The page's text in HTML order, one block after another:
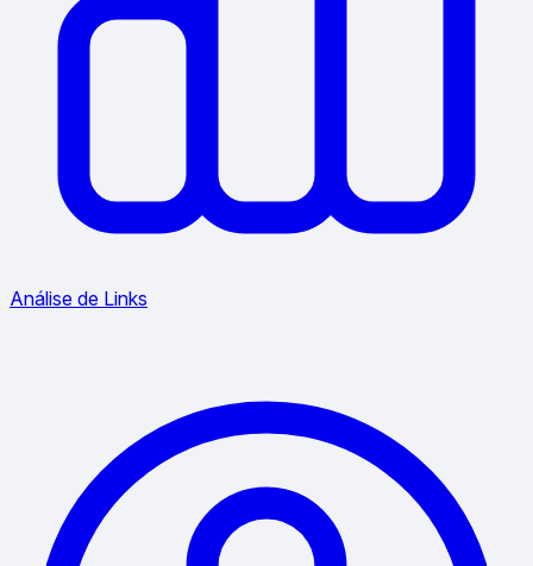
Análise de Links